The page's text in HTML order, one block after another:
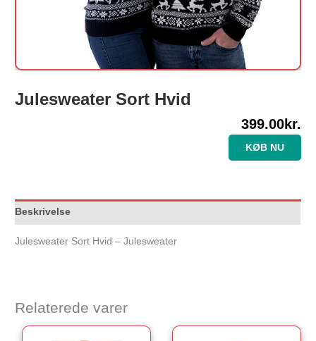
Julesweater Sort Hvid
399.00kr.
KØB NU
Beskrivelse
Julesweater Sort Hvid – Julesweater
Relaterede varer